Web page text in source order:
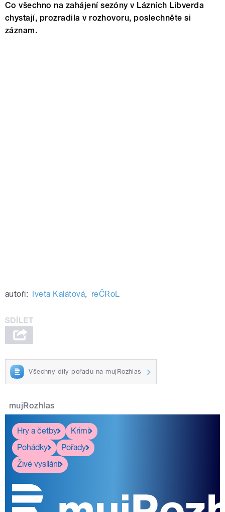
Co všechno na zahájení sezóny v Lázních Libverda
chystají, prozradila v rozhovoru, poslechněte si
záznam.
autoři: Iveta Kalátová, reČRoL
Všechny díly pořadu na mujRozhlas
mujRozhlas
Hry a četby
Krimi
Pohádky
Pořady
Živé vysílání